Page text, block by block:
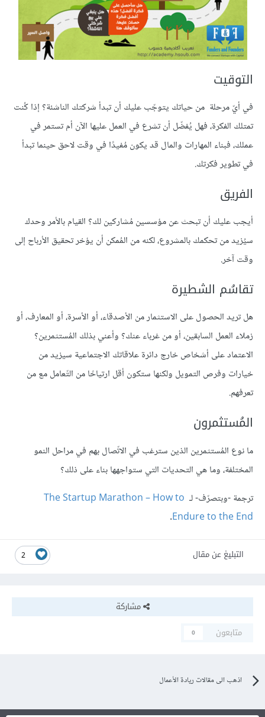
التوقيت
في أيّ مرحلة من حياتك يتوجّب عليك أن تبدأ شركتك الناشئة؟ إذا كُنت
تمتلك الفكرة، فهل يُفضّل أن تشرع في العمل عليها الآن أم تستمر في
عملك، فبناء المهارات والمال قد يكون مُفيدًا في وقت لاحق حينما تبدأ
في تطوير فكرتك.
الفريق
أيجب عليك أن تبحث عن مؤسسين مُشاركين لك؟ القيام بالأمر وحدك
سيُزيد من تحكمك بالمشروع، لكنه من المُمكن أن يؤخر تحقيق الأرباح إلى
وقت آخر.
تقاسُم الشطيرة
هل تريد الحصول على الاستثمار من الأصدقاء، أو الأسرة، أو المعارف، أو
زملاء العمل السابقين، أو من غرباء عنك؟ وأعني بذلك المُستثمرين؟
الاعتماد على أشخاص خارج دائرة علاقاتك الاجتماعية سيزيد من
خيارات وفرص التمويل ولكنها ستكون أقل ارتياحًا من التّعامل مع من
تعرفهم.
المُستثمرون
ما نوع المُستثمرين الذين سترغب في الاتّصال بهم في مراحل النمو
المختلفة، وما هي التحديات التي ستواجهها بناء على ذلك؟
ترجمة -وبتصرّف- لـ The Startup Marathon – How to
Endure to the End
.
2 التبليغ عن مقال
مشاركة
متابعون
0
اذهب الى مقالات ريادة الأعمال